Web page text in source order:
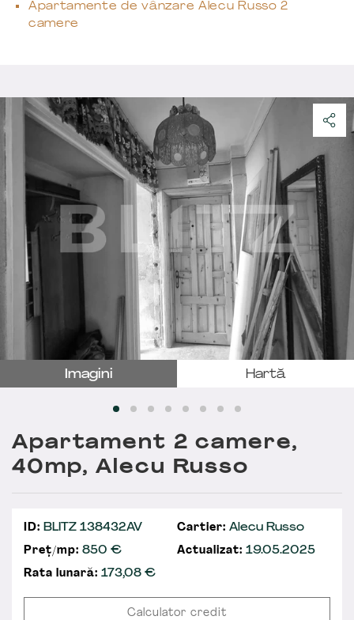
Apartamente de vânzare Alecu Russo 2
camere
Imagini Hartă
Apartament 2 camere,
40mp, Alecu Russo
ID: BLITZ 138432AV Cartier: Alecu Russo
Preț/mp: 850 € Actualizat: 19.05.2025
Rata lunară: 173,08€
Calculator credit